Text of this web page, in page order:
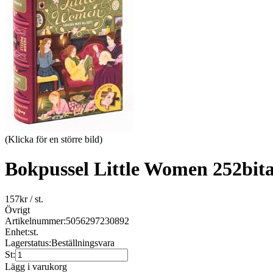
(Klicka för en större bild)
Bokpussel Little Women
157kr/ st.
Övrigt
Artikelnummer:5056297230892
Enhet:st.
Lagerstatus:Beställningsvara
St:
Lägg i varukorg